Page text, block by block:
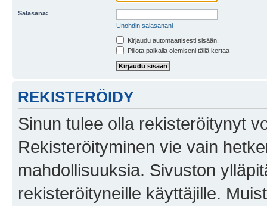
Salasana:
Unohdin salasanani
Kirjaudu automaattisesti sisään.
Piilota paikalla olemiseni tällä kertaa
REKISTERÖIDY
Sinun tulee olla rekisteröitynyt
Rekisteröityminen vie vain
mahdollisuuksia. Sivuston
rekisteröityneille käyttäjille.